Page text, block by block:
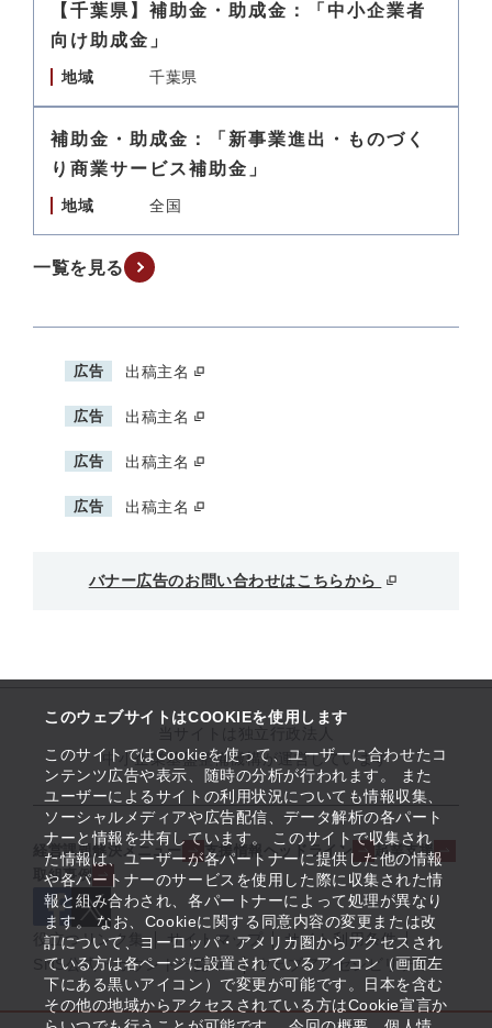
このウェブサイトはCOOKIEを使用します
このサイトではCookieを使って、ユーザーに合わせたコ
ンテンツ広告や表示、随時の分析が行われます。 また
ユーザーによるサイトの利用状況についても情報収集、
ソーシャルメディアや広告配信、データ解析の各パート
ナーと情報を共有しています。 このサイトで収集され
た情報は、ユーザーが各パートナーに提供した他の情報
や各パートナーのサービスを使用した際に収集された情
報と組み合わされ、各パートナーによって処理が異なり
ます。 なお、Cookieに関する同意内容の変更または改
訂について、ヨーロッパ・アメリカ圏からアクセスされ
ている方は各ページに設置されているアイコン（画面左
下にある黒いアイコン）で変更が可能です。日本を含む
その他の地域からアクセスされている方はCookie宣言か
【千葉県】補助金・助成金：「中小企業者
向け助成金」
地域 千葉県
補助金・助成金：「新事業進出・ものづく
り商業サービス補助金」
地域 全国
一覧を見る
広告 出稿主名
広告 出稿主名
広告 出稿主名
広告 出稿主名
バナー広告のお問い合わせはこちらから
中小企業基盤整備機構が運営しています
経営課題解決メニュー 支援情報ヘッドライン
起業支援
取組事例
役立つリンク集 サイトマップ
サイト利用条件
SNS公式アカウント一覧
ウェブアクセシビリティ